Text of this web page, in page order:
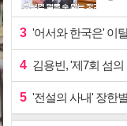
3 '어서와 한국은' 이
4 김용빈, '제7회 섬
5 '전설의 사내' 장한